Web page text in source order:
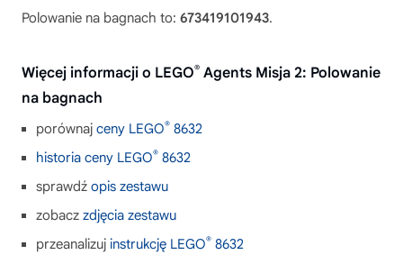
Polowanie na bagnach to: 673419101943.
Więcej informacji o LEGO® Agents Misja 2: Polowanie
na bagnach
porównaj ceny LEGO® 8632
historia ceny LEGO® 8632
sprawdź opis zestawu
zobacz zdjęcia zestawu
przeanalizuj instrukcję LEGO® 8632